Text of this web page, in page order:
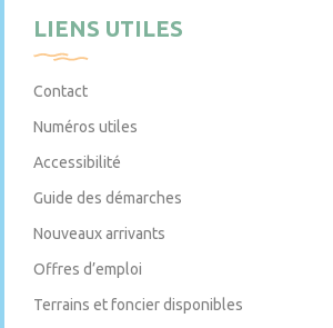
LIENS UTILES
Contact
Numéros utiles
Accessibilité
Guide des démarches
Nouveaux arrivants
Offres d’emploi
Terrains et foncier disponibles